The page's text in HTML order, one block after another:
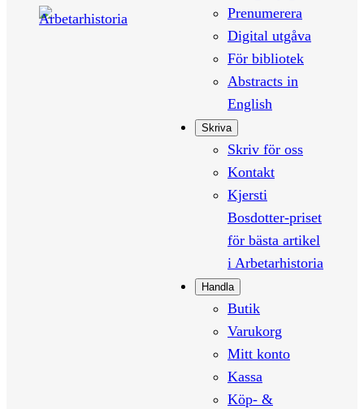
Prenumerera
Digital utgåva
För bibliotek
Abstracts in
English
Skriva
Skriv för oss
Kontakt
Kjersti
Bosdotter-priset
för bästa artikel
i Arbetarhistoria
Handla
Butik
Varukorg
Mitt konto
Kassa
Köp- &